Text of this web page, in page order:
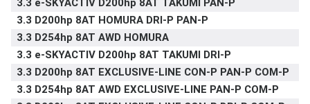
3.3 e-SKYACTIV D200hp 8AT TAKUMI PAN-P
3.3 D200hp 8AT HOMURA DRI-P PAN-P
3.3 D254hp 8AT AWD HOMURA
3.3 e-SKYACTIV D200hp 8AT TAKUMI DRI-P
3.3 D200hp 8AT EXCLUSIVE-LINE CON-P PAN-P COM-P
3.3 D254hp 8AT AWD EXCLUSIVE-LINE PAN-P COM-P